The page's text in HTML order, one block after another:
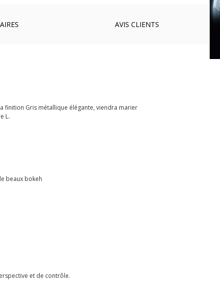
AVIS CLIENTS
finition Gris métallique élégante, viendra marier
L.
beaux bokeh
et de contrôle.